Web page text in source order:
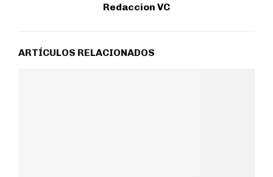
Redaccion VC
ARTÍCULOS RELACIONADOS